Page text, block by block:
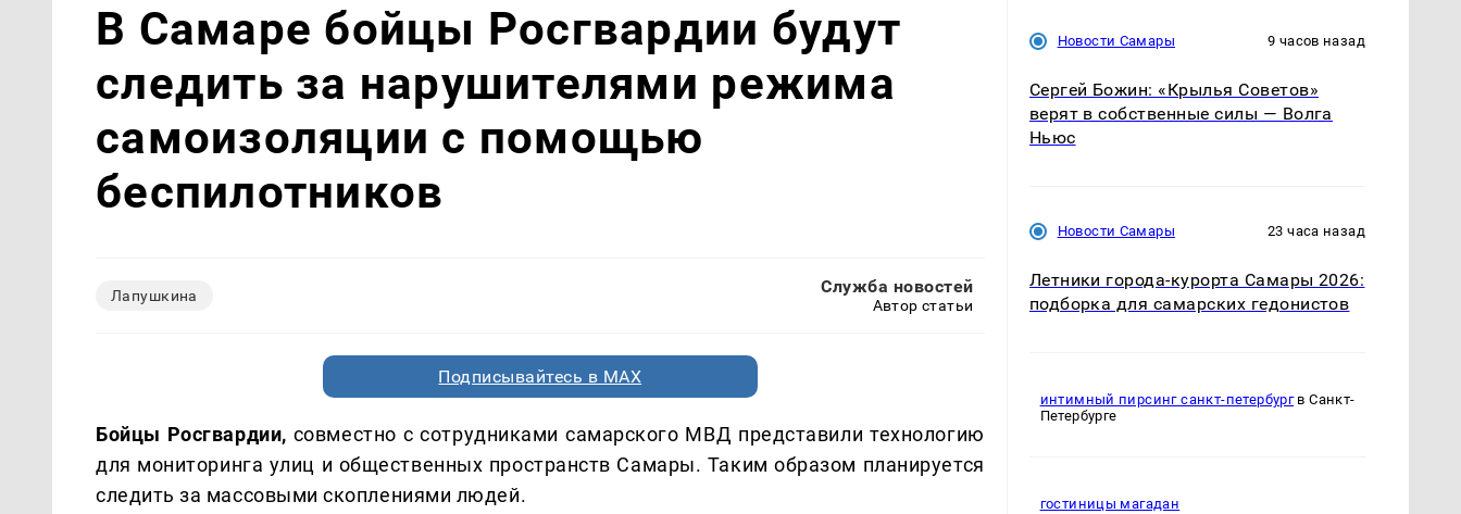
В Самаре бойцы Росгвардии будут
следить за нарушителями режима
самоизоляции с помощью
беспилотников
Лапушкина Служба новостей
Автор статьи
Подписывайтесь в MAX
Бойцы Росгвардии, совместно с сотрудниками самарского МВД представили технологию
для мониторинга улиц и общественных пространств Самары. Таким образом планируется
следить за массовыми скоплениями людей.
Новости Самары 9 часов назад
Сергей Божин: «Крылья Советов»
верят в собственные силы — Волга
Ньюс
Новости Самары 23 часа назад
Летники города-курорта Самары 2026:
подборка для самарских гедонистов
интимный пирсинг санкт-петербургв Санкт-
Петербурге
гостиницы магадан